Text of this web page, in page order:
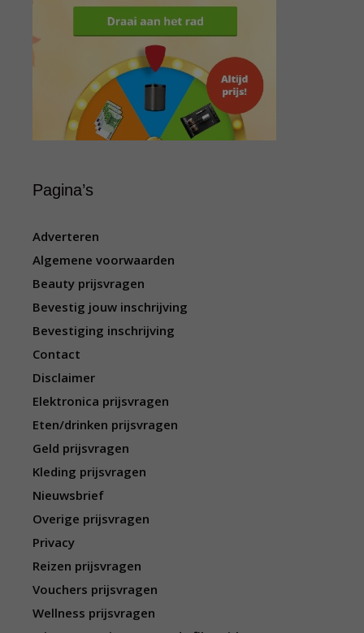
Pagina’s
Adverteren
Algemene voorwaarden
Beauty prijsvragen
Bevestig jouw inschrijving
Bevestiging inschrijving
Contact
Disclaimer
Elektronica prijsvragen
Eten/drinken prijsvragen
Geld prijsvragen
Kleding prijsvragen
Nieuwsbrief
Overige prijsvragen
Privacy
Reizen prijsvragen
Vouchers prijsvragen
Wellness prijsvragen